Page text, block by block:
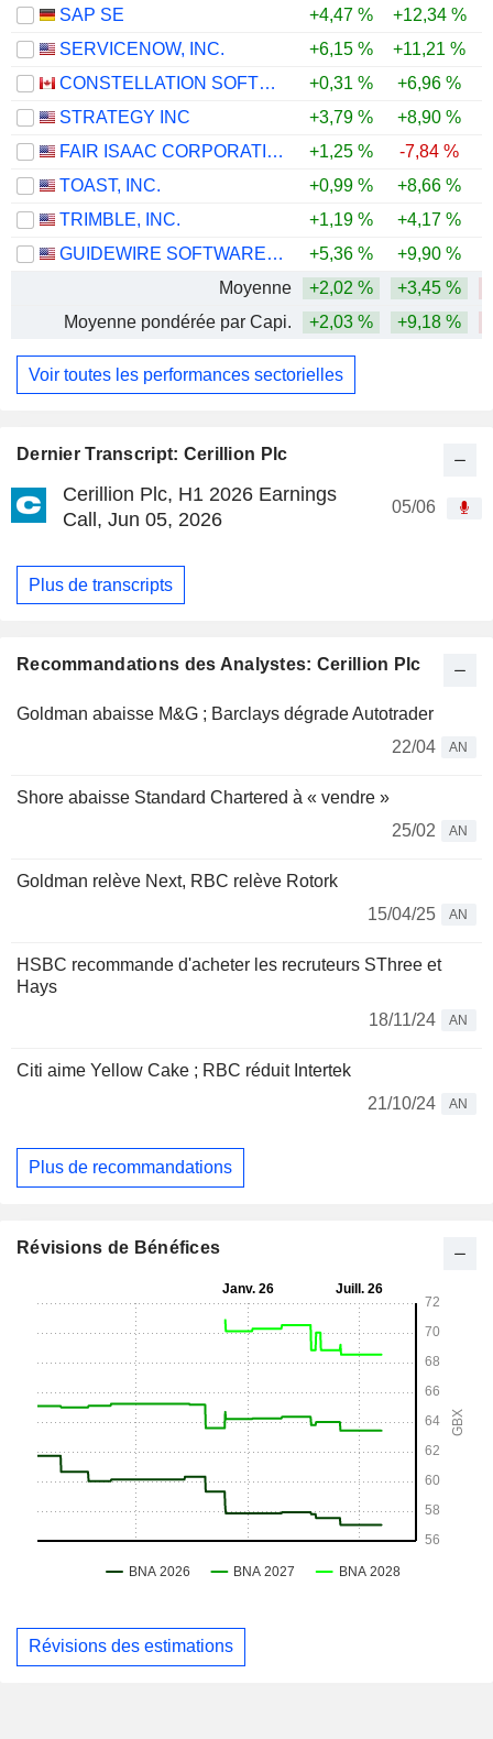
Dernier Transcript: Cerillion Plc
Cerillion Plc, H1 2026 Earnings
Call, Jun 05, 2026
05/06
Plus de transcripts
Recommandations des Analystes: Cerillion Plc
Goldman abaisse M&G ; Barclays dégrade Autotrader
22/04
AN
Shore abaisse Standard Chartered à « vendre »
25/02
AN
Goldman relève Next, RBC relève Rotork
15/04/25
AN
HSBC recommande d'acheter les recruteurs SThree et
Hays
18/11/24
AN
Citi aime Yellow Cake ; RBC réduit Intertek
21/10/24
AN
Plus de recommandations
SAP SE
+4,47 % +12,34 %
SERVICENOW, INC.
+6,15 % +11,21 %
CONSTELLATION SOFTWARE INC.
+0,31 % +6,96 %
STRATEGY INC
+3,79 % +8,90 %
FAIR ISAAC CORPORATION
+1,25 % -7,84 %
TOAST, INC.
+0,99 % +8,66 %
TRIMBLE, INC.
+1,19 % +4,17 %
GUIDEWIRE SOFTWARE, INC.
+5,36 % +9,90 %
Moyenne
+2,02 % +3,45 %
Moyenne pondérée par Capi.
+2,03 % +9,18 %
Voir toutes les performances sectorielles
Révisions de Bénéfices
Révisions des estimations